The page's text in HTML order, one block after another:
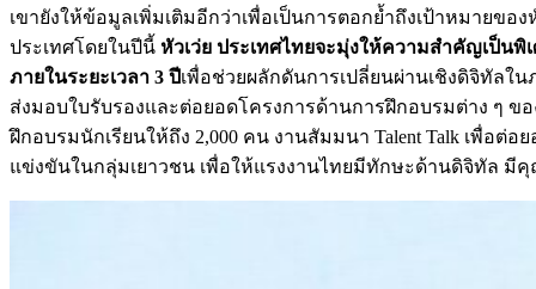
เขายังให้ข้อมูลเพิ่มเติมอีกว่าเพื่อเป็นการตอกย้ำถึงเป้าหมาย
ประเทศโดยในปีนี้ หัวเว่ย ประเทศไทยจะมุ่งให้ความสำคัญเป็น
ภายในระยะเวลา 3 ปีเพื่อช่วยผลักดันการเปลี่ยนผ่านเชิงดิจิทัล
ส่งมอบใบรับรองและต่อยอดโครงการด้านการฝึกอบรมต่าง ๆ ข
ฝึกอบรมนักเรียนให้ถึง 2,000 คน งานสัมมนา Talent Talk เพื่อต่
แข่งขันในกลุ่มเยาวชน เพื่อให้แรงงานไทยมีทักษะด้านดิจิทัล